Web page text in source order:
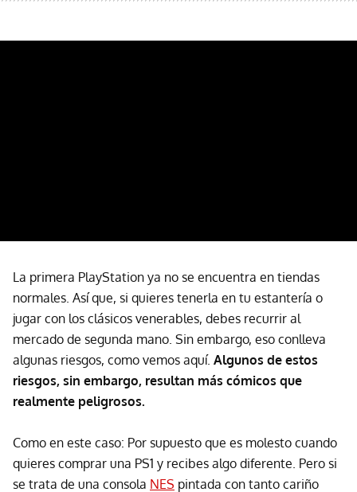
La primera PlayStation ya no se encuentra en tiendas
normales. Así que, si quieres tenerla en tu estantería o
jugar con los clásicos venerables, debes recurrir al
mercado de segunda mano. Sin embargo, eso conlleva
algunas riesgos, como vemos aquí. Algunos de estos
riesgos, sin embargo, resultan más cómicos que
realmente peligrosos.
Como en este caso: Por supuesto que es molesto cuando
quieres comprar una PS1 y recibes algo diferente. Pero si
se trata de una consola NES pintada con tanto cariño